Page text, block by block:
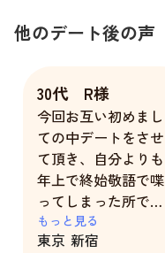
他のデート後の声
30代 R様
今回お互い初めまし
ての中デートをさせ
て頂き、自分よりも
年上で終始敬語で喋
ってしまった所でも
否定せずに柔らかく
敬語じゃ無くても良
もっと見る
東京 新宿